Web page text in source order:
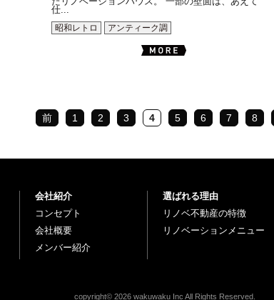
仕...
昭和レトロ
アンティーク調
前 1 2 3 4 5 6 7 8
会社紹介
コンセプト
会社概要
メンバー紹介
選ばれる理由
リノベ不動産の特徴
リノベーションメニュー
copyright© 2026 wakuwaku Inc All Rights Reserved.